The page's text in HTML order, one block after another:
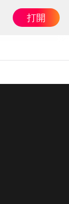
打開